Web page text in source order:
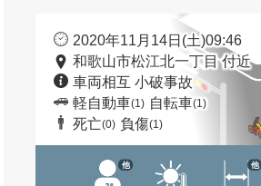
2020年11月14日(土)09:46
和歌山市松江北一丁目 付近
車両相互 小破事故
軽自動車(1) 自転車(1)
死亡(0) 負傷(1)
他 他